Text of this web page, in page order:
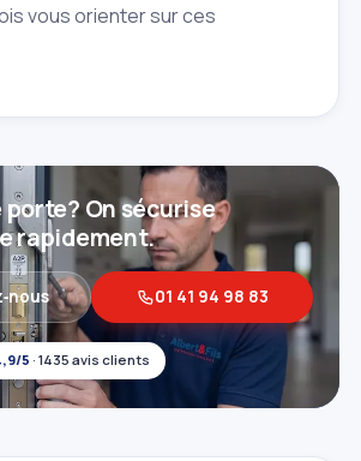
vous orienter sur ces
5 · 1435 avis clients
porte? On sécurise
rapidement.
01 41 94 98 83